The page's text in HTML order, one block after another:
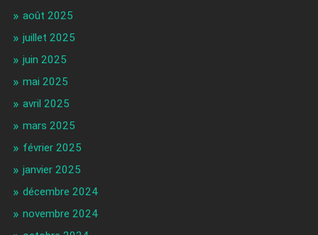
août 2025
juillet 2025
juin 2025
mai 2025
avril 2025
mars 2025
février 2025
janvier 2025
décembre 2024
novembre 2024